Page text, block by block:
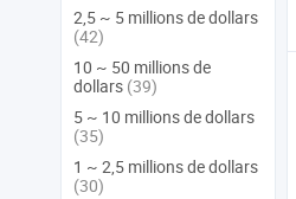
2,5 ~ 5 millions de dollars
(42)
10 ~ 50 millions de
dollars (39)
5 ~ 10 millions de dollars
(35)
1 ~ 2,5 millions de dollars
(30)